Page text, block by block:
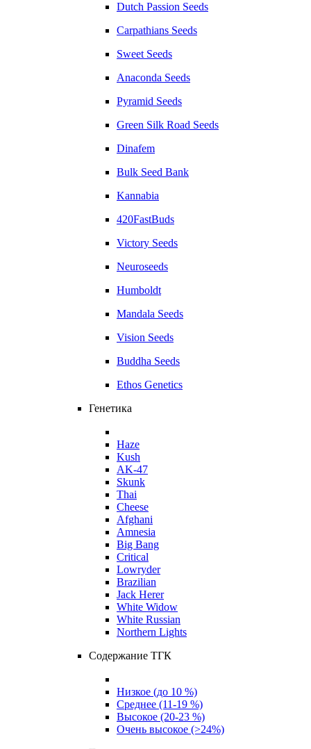
Dutch Passion Seeds
Carpathians Seeds
Sweet Seeds
Anaconda Seeds
Pyramid Seeds
Green Silk Road Seeds
Dinafem
Bulk Seed Bank
Kannabia
420FastBuds
Victory Seeds
Neuroseeds
Humboldt
Mandala Seeds
Vision Seeds
Buddha Seeds
Ethos Genetics
Генетика
Haze
Kush
AK-47
Skunk
Thai
Cheese
Afghani
Amnesia
Big Bang
Critical
Lowryder
Brazilian
Jack Herer
White Widow
White Russian
Northern Lights
Содержание ТГК
Низкое (до 10 %)
Среднее (11-19 %)
Высокое (20-23 %)
Очень высокое (>24%)